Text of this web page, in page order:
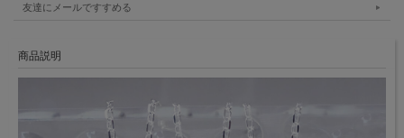
友達にメールですすめる
商品説明